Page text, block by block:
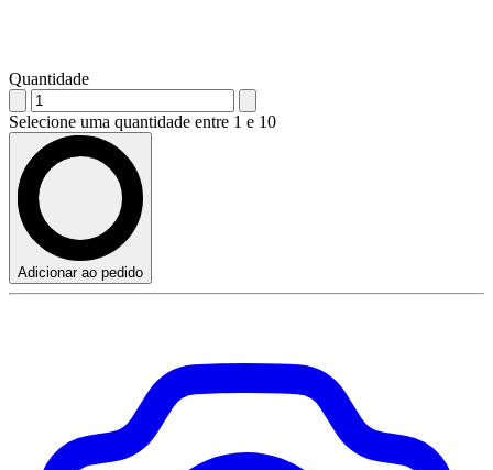
Quantidade
Selecione uma quantidade entre 1 e 10
Adicionar ao pedido